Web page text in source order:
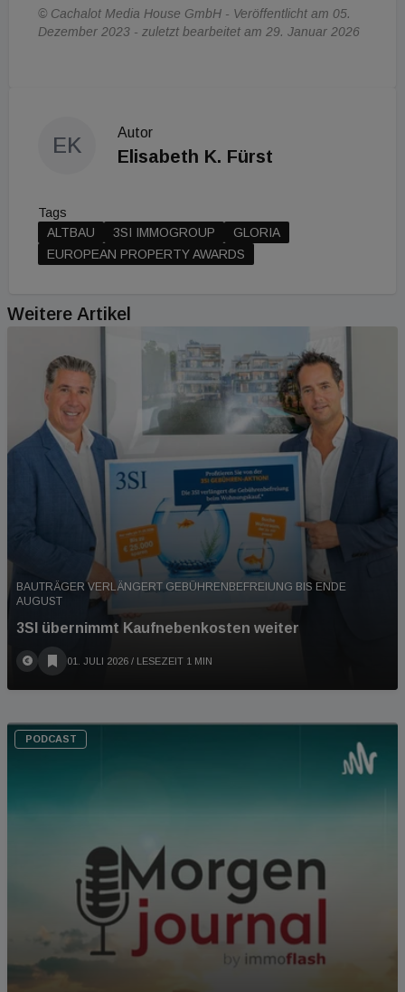
© Cachalot Media House GmbH - Veröffentlicht am 05.
Dezember 2023 - zuletzt bearbeitet am 29. Januar 2026
EK
Autor
Elisabeth K. Fürst
Tags
ALTBAU
3SI IMMOGROUP
GLORIA
EUROPEAN PROPERTY AWARDS
Weitere Artikel
BAUTRÄGER VERLÄNGERT GEBÜHRENBEFREIUNG BIS ENDE
AUGUST
3SI übernimmt Kaufnebenkosten weiter
01. JULI 2026 / LESEZEIT 1 MIN
PODCAST